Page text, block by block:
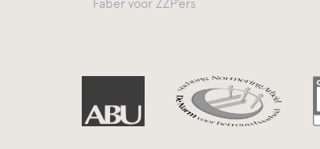
Faber voor ZZP’ers